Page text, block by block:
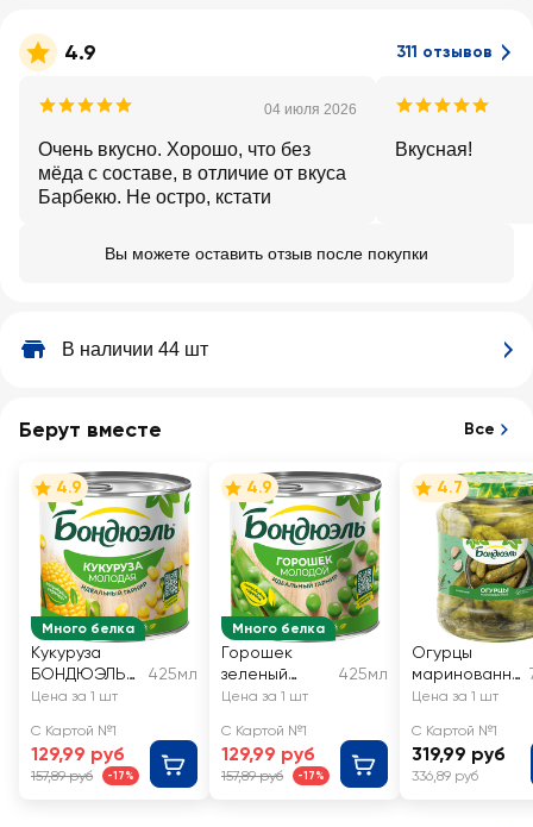
4.9 311 отзывов
04 июля 2026
Очень вкусно. Хорошо, что без
мёда с составе, в отличие от вкуса
Барбекю. Не остро, кстати
Вкусная!
Вы можете оставить отзыв после покупки
В наличии 44 шт
Берут вместе Все
Много белка
4.9
Кукуруза
БОНДЮЭЛЬ
молодая
425мл
Цена за 1 шт
С Картой №1
129,99 руб
157,89 руб -17%
Много белка
4.9
Горошек
зеленый
БОНДЮЭЛЬ
425мл
Цена за 1 шт
С Картой №1
129,99 руб
157,89 руб -17%
4.7
Огурцы
маринованны
е БОНДЮЭЛЬ
Цена за 1 шт
С Картой №1
319,99 руб
336,89 руб